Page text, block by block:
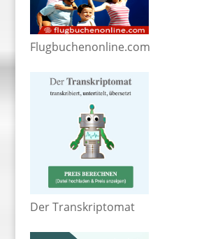
Flugbuchenonline.com
Der Transkriptomat